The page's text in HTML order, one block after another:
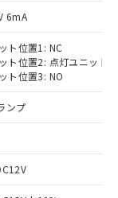
6mA
ト位置1: NC
ト位置2: 点灯ユニット
ト位置3: NO
ンプ